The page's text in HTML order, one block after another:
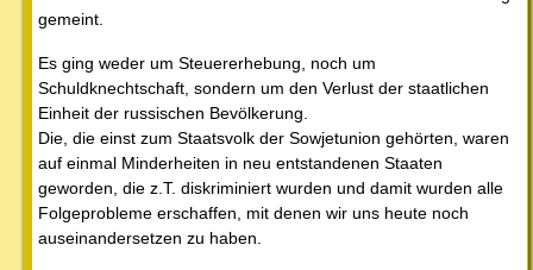
gemeint.
Es ging weder um Steuererhebung, noch um
Schuldknechtschaft, sondern um den Verlust der staatlichen
Einheit der russischen Bevölkerung.
Die, die einst zum Staatsvolk der Sowjetunion gehörten, waren
auf einmal Minderheiten in neu entstandenen Staaten
geworden, die z.T. diskriminiert wurden und damit wurden alle
Folgeprobleme erschaffen, mit denen wir uns heute noch
auseinandersetzen zu haben.